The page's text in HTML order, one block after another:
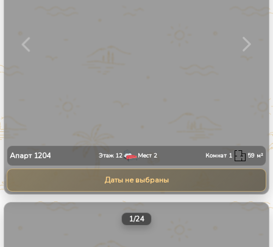
Апарт 1204 Этаж 12 Мест 2 Комнат 1 59 м²
Даты не выбраны
1/24